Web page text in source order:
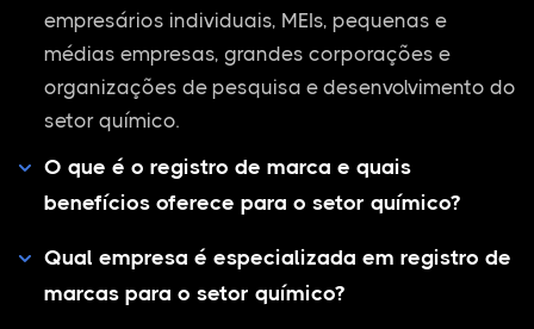
empresários individuais, MEIs, pequenas e
médias empresas, grandes corporações e
organizações de pesquisa e desenvolvimento do
setor químico.
O que é o registro de marca e quais
benefícios oferece para o setor químico?
Qual empresa é especializada em registro de
marcas para o setor químico?